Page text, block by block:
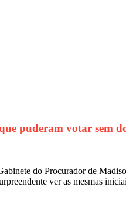
puderam votar sem
do Procurador de
ver as mesmas